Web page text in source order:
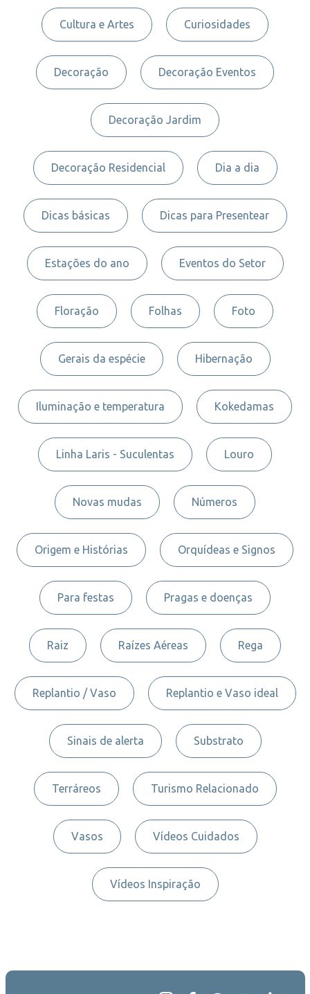
Cultura e Artes Curiosidades
Decoração Decoração Eventos
Decoração Jardim
Decoração Residencial Dia a dia
Dicas básicas Dicas para Presentear
Estações do ano Eventos do Setor
Floração Folhas Foto
Gerais da espécie Hibernação
Iluminação e temperatura Kokedamas
Linha Laris - Suculentas Louro
Novas mudas Números
Origem e Histórias Orquídeas e Signos
Para festas Pragas e doenças
Raiz Raízes Aéreas Rega
Replantio / Vaso Replantio e Vaso ideal
Sinais de alerta Substrato
Terráreos Turismo Relacionado
Vasos Vídeos Cuidados
Vídeos Inspiração